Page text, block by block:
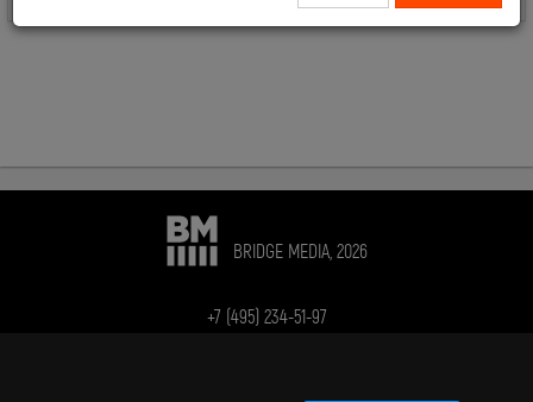
BRIDGE MEDIA, 2026
+7 (495) 234-51-97